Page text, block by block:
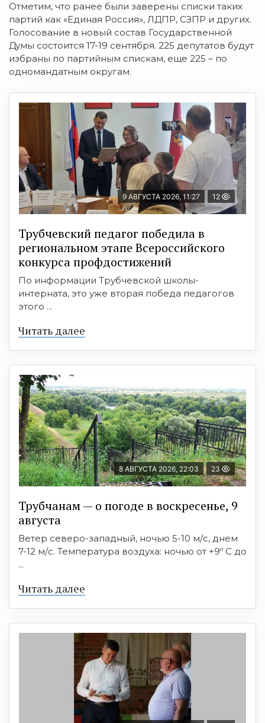
Отметим, что ранее были заверены списки таких
партий как «Единая Россия», ЛДПР, СЗПР и других.
Голосование в новый состав Государственной
Думы состоится 17-19 сентября. 225 депутатов будут
избраны по партийным спискам, еще 225 – по
одномандатным округам.
9 АВГУСТА 2026, 11:27 12
Трубчевский педагог победила в
региональном этапе Всероссийского
конкурса профдостижений
По информации Трубчевской школы-
интерната, это уже вторая победа педагогов
этого ...
Читать далее
8 АВГУСТА 2026, 22:03 23
Трубчанам — о погоде в воскресенье, 9
августа
Ветер северо-западный, ночью 5-10 м/с, днем
7-12 м/с. Температура воздуха: ночью от +9º C до
...
Читать далее